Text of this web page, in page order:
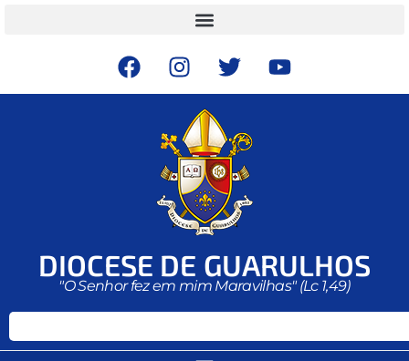
DIOCESE DE GUARULHOS
"O Senhor fez em mim Maravilhas" (Lc 1,49)